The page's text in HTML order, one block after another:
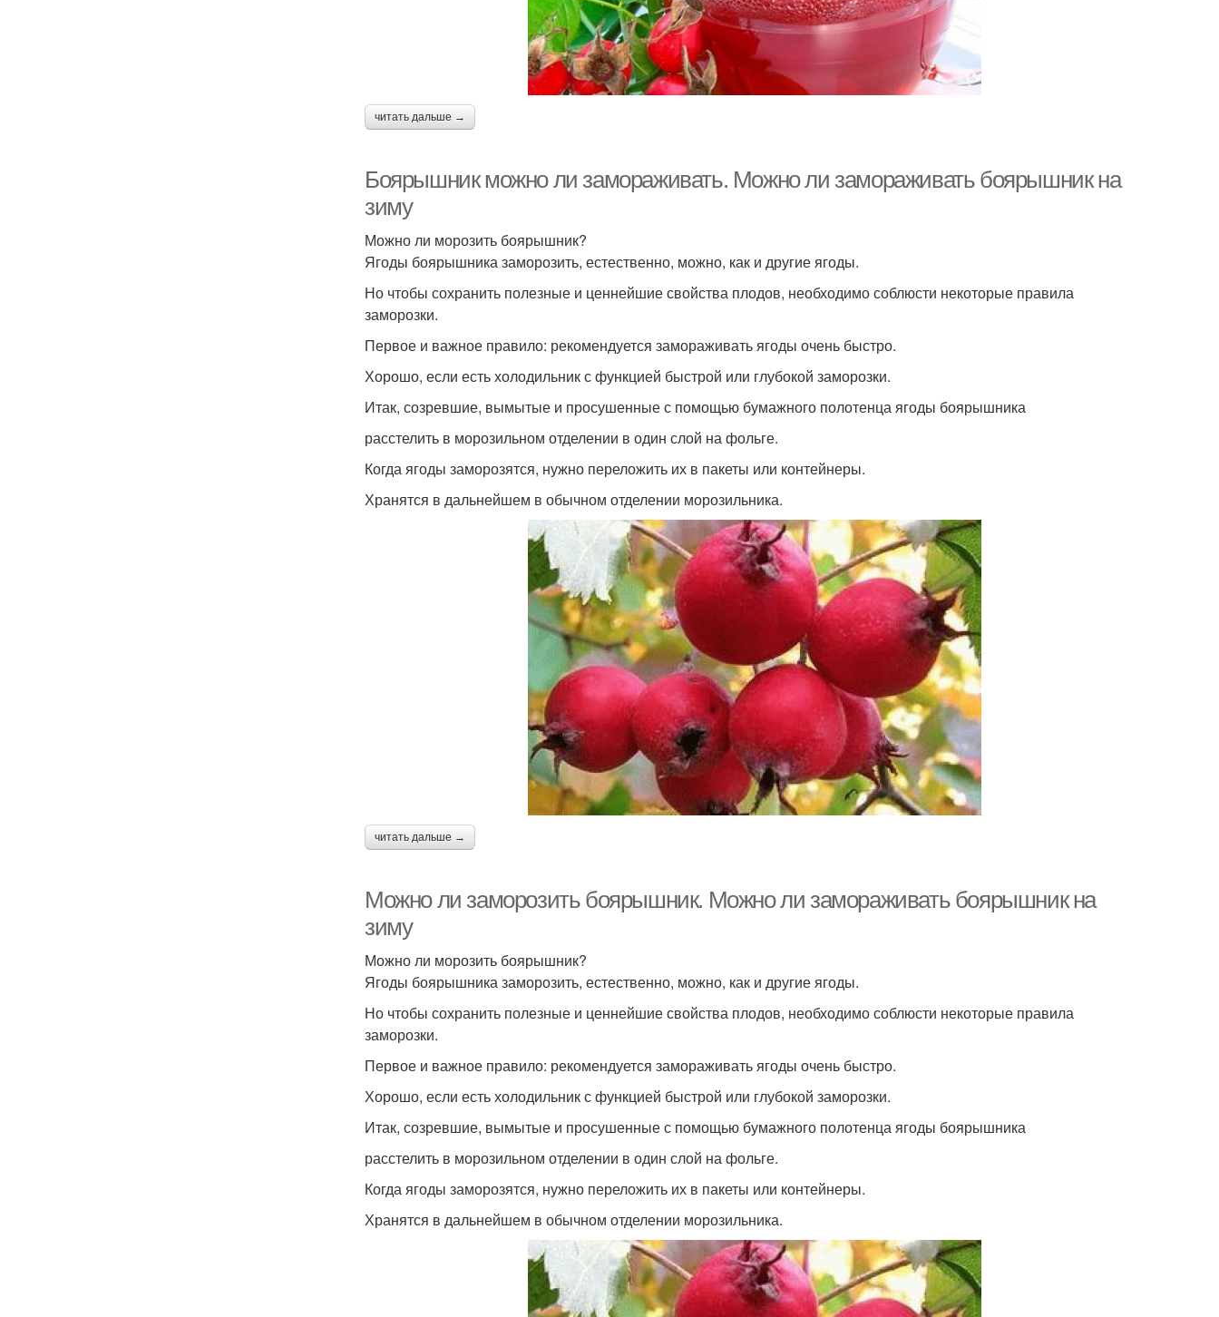
читать дальше →
Боярышник можно ли замораживать. Можно ли замораживать боярышник на
зиму
Можно ли морозить боярышник?
Ягоды боярышника заморозить, естественно, можно, как и другие ягоды.
Но чтобы сохранить полезные и ценнейшие свойства плодов, необходимо соблюсти некоторые правила
заморозки.
Первое и важное правило: рекомендуется замораживать ягоды очень быстро.
Хорошо, если есть холодильник с функцией быстрой или глубокой заморозки.
Итак, созревшие, вымытые и просушенные с помощью бумажного полотенца ягоды боярышника
расстелить в морозильном отделении в один слой на фольге.
Когда ягоды заморозятся, нужно переложить их в пакеты или контейнеры.
Хранятся в дальнейшем в обычном отделении морозильника.
читать дальше →
Можно ли заморозить боярышник. Можно ли замораживать боярышник на
зиму
Можно ли морозить боярышник?
Ягоды боярышника заморозить, естественно, можно, как и другие ягоды.
Но чтобы сохранить полезные и ценнейшие свойства плодов, необходимо соблюсти некоторые правила
заморозки.
Первое и важное правило: рекомендуется замораживать ягоды очень быстро.
Хорошо, если есть холодильник с функцией быстрой или глубокой заморозки.
Итак, созревшие, вымытые и просушенные с помощью бумажного полотенца ягоды боярышника
расстелить в морозильном отделении в один слой на фольге.
Когда ягоды заморозятся, нужно переложить их в пакеты или контейнеры.
Хранятся в дальнейшем в обычном отделении морозильника.